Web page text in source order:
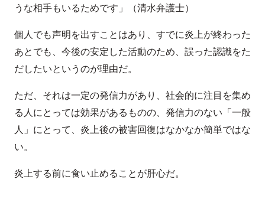
うな相手もいるためです」（清水弁護士）
個人でも声明を出すことはあり、すでに炎上が終わった
あとでも、今後の安定した活動のため、誤った認識をた
だしたいというのが理由だ。
ただ、それは一定の発信力があり、社会的に注目を集め
る人にとっては効果があるものの、発信力のない「一般
人」にとって、炎上後の被害回復はなかなか簡単ではな
い。
炎上する前に食い止めることが肝心だ。